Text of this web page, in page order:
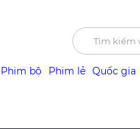
Phim bộ Phim lẻ Quốc gia